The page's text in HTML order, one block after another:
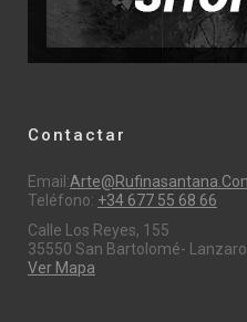
Contactar
Email:
Teléfono: +34 677 55 68 66
Calle Los Reyes, 155
35550 San Bartolomé-
Ver Mapa